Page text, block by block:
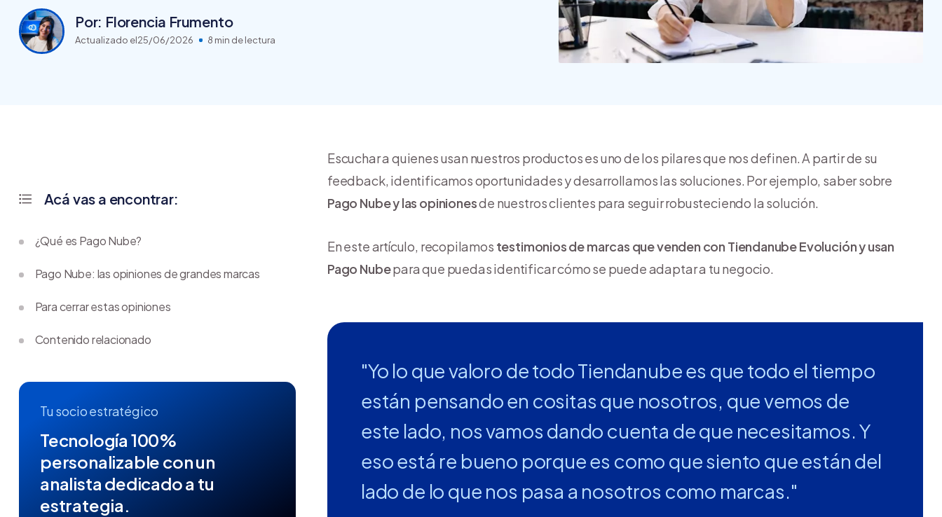
crear y usar una tienda
Nube para vender más
Tiendanube
Por: Florencia Frumento
Actualizado el25/06/2026 8 min de lectura
Escuchar a quienes usan nuestros productos es uno de los pilares que nos definen. A partir de su
feedback, identificamos oportunidades y desarrollamos las soluciones. Por ejemplo, saber sobre
Pago Nube y las opinionesde nuestros clientes para seguir robusteciendo la solución.
En este artículo, recopilamos testimonios de marcas que venden con Tiendanube Evolución y usan
Pago Nubepara que puedas identificar cómo se puede adaptar a tu negocio.
"Yo lo que valoro de todo Tiendanube es que todo el tiempo
están pensando en cositas que nosotros, que vemos de
este lado, nos vamos dando cuenta de que necesitamos. Y
eso está re bueno porque es como que siento que están del
lado de lo que nos pasa a nosotros como marcas."
Acá vas a encontrar:
¿Qué es Pago Nube?
Pago Nube: las opiniones de grandes marcas
Para cerrar estas opiniones
Contenido relacionado
Tu socio estratégico
Tecnología 100%
personalizable con un
analista dedicado a tu
estrategia.